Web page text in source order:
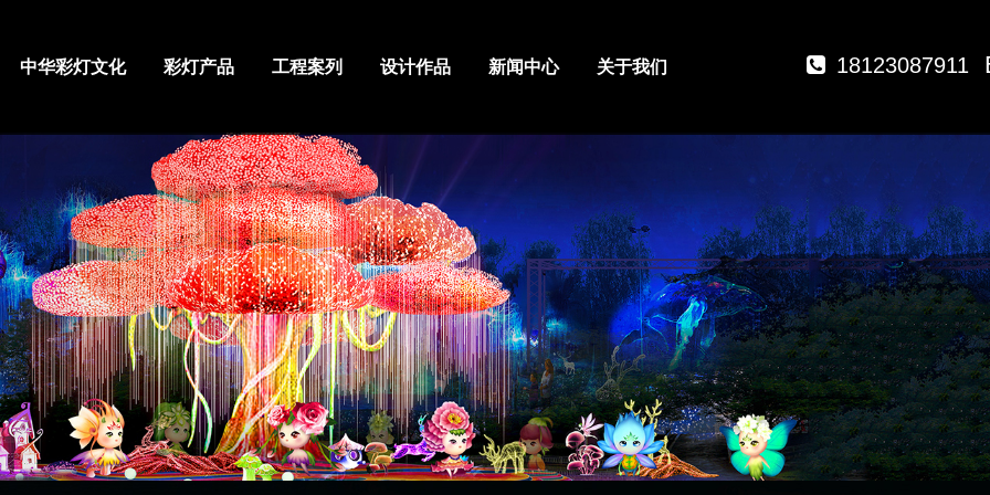
中华彩灯文化 彩灯产品 工程案列 设计作品 新闻中心 关于我们 18123087911